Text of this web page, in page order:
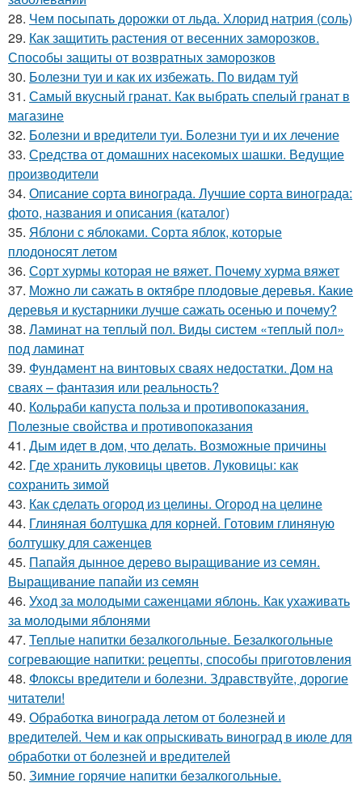
28. Чем посыпать дорожки от льда. Хлорид натрия (соль)
29. Как защитить растения от весенних заморозков.
Способы защиты от возвратных заморозков
30. Болезни туи и как их избежать. По видам туй
31. Самый вкусный гранат. Как выбрать спелый гранат в
магазине
32. Болезни и вредители туи. Болезни туи и их лечение
33. Средства от домашних насекомых шашки. Ведущие
производители
34. Описание сорта винограда. Лучшие сорта винограда:
фото, названия и описания (каталог)
35. Яблони с яблоками. Сорта яблок, которые
плодоносят летом
36. Сорт хурмы которая не вяжет. Почему хурма вяжет
37. Можно ли сажать в октябре плодовые деревья. Какие
деревья и кустарники лучше сажать осенью и почему?
38. Ламинат на теплый пол. Виды систем «теплый пол»
под ламинат
39. Фундамент на винтовых сваях недостатки. Дом на
сваях – фантазия или реальность?
40. Кольраби капуста польза и противопоказания.
Полезные свойства и противопоказания
41. Дым идет в дом, что делать. Возможные причины
42. Где хранить луковицы цветов. Луковицы: как
сохранить зимой
43. Как сделать огород из целины. Огород на целине
44. Глиняная болтушка для корней. Готовим глиняную
болтушку для саженцев
45. Папайя дынное дерево выращивание из семян.
Выращивание папайи из семян
46. Уход за молодыми саженцами яблонь. Как ухаживать
за молодыми яблонями
47. Теплые напитки безалкогольные. Безалкогольные
согревающие напитки: рецепты, способы приготовления
48. Флоксы вредители и болезни. Здравствуйте, дорогие
читатели!
49. Обработка винограда летом от болезней и
вредителей. Чем и как опрыскивать виноград в июле для
обработки от болезней и вредителей
50. Зимние горячие напитки безалкогольные.